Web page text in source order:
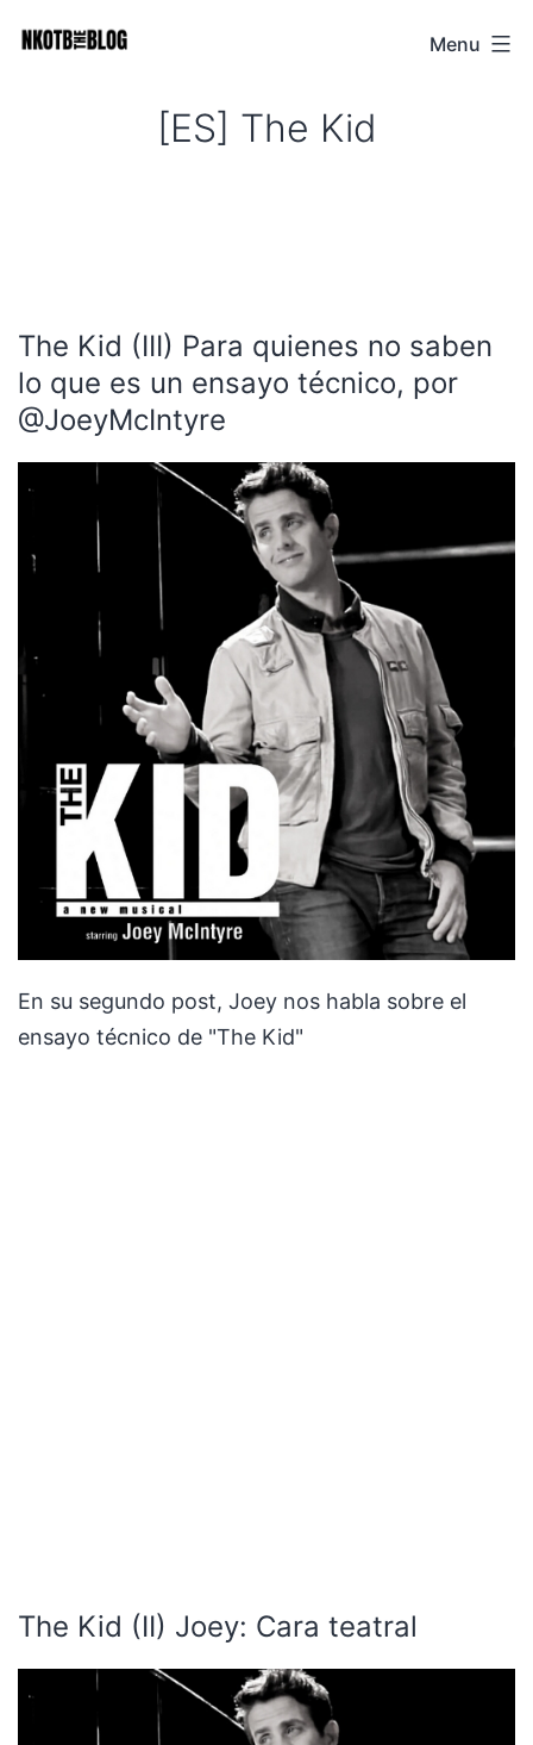
NKOTB
Menu
[ES] The Kid
The Kid (III) Para quienes no saben
lo que es un ensayo técnico, por
@JoeyMcIntyre
En su segundo post, Joey nos habla sobre el
ensayo técnico de "The Kid"
The Kid (II) Joey: Cara teatral